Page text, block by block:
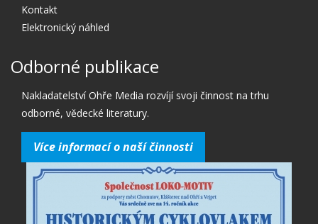
Kontakt
Elektronický náhled
Odborné publikace
Nakladatelství Ohře Media rozvíjí svoji činnost na trhu
odborné, vědecké literatury.
Více informací o naší činnosti